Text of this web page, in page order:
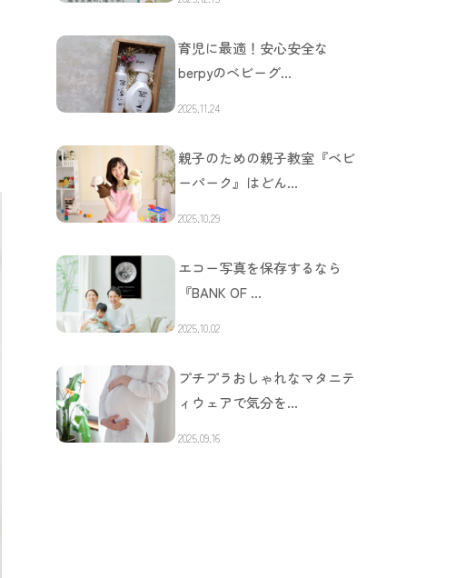
育児に最適！安心安全な
berpyのベビーグ…
2025.11.24
親子のための親子教室『ベビ
ーパーク』はどん…
2025.10.29
エコー写真を保存するなら
『BANK OF …
2025.10.02
プチプラおしゃれなマタニテ
ィウェアで気分を…
2025.09.16